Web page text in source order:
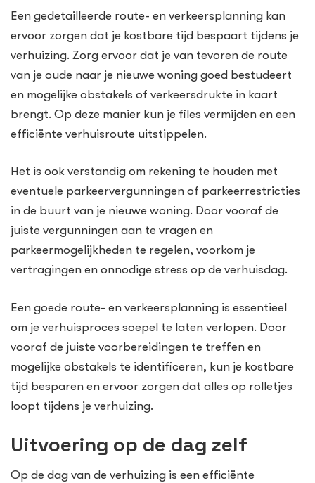
Een gedetailleerde route- en verkeersplanning kan
ervoor zorgen dat je kostbare tijd bespaart tijdens je
verhuizing. Zorg ervoor dat je van tevoren de route
van je oude naar je nieuwe woning goed bestudeert
en mogelijke obstakels of verkeersdrukte in kaart
brengt. Op deze manier kun je files vermijden en een
efficiënte verhuisroute uitstippelen.
Het is ook verstandig om rekening te houden met
eventuele parkeervergunningen of parkeerrestricties
in de buurt van je nieuwe woning. Door vooraf de
juiste vergunningen aan te vragen en
parkeermogelijkheden te regelen, voorkom je
vertragingen en onnodige stress op de verhuisdag.
Een goede route- en verkeersplanning is essentieel
om je verhuisproces soepel te laten verlopen. Door
vooraf de juiste voorbereidingen te treffen en
mogelijke obstakels te identificeren, kun je kostbare
tijd besparen en ervoor zorgen dat alles op rolletjes
loopt tijdens je verhuizing.
Uitvoering op de dag zelf
Op de dag van de verhuizing is een efficiënte